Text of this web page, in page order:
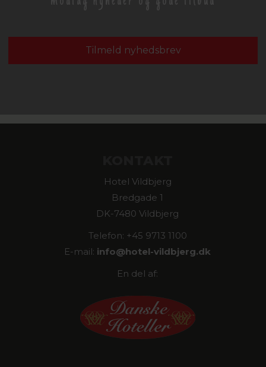
Tilmeld nyhedsbrev
Hotel Vildbjerg
Bredgade 1
DK-7480 Vildbjerg
Telefon: +45 9713 1100
E-mail: info@hotel-vildbjerg.dk
En del af: